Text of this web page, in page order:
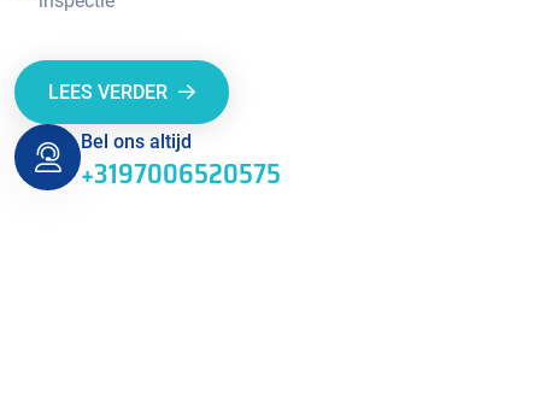
LEES VERDER
Bel ons altijd
+3197006520575